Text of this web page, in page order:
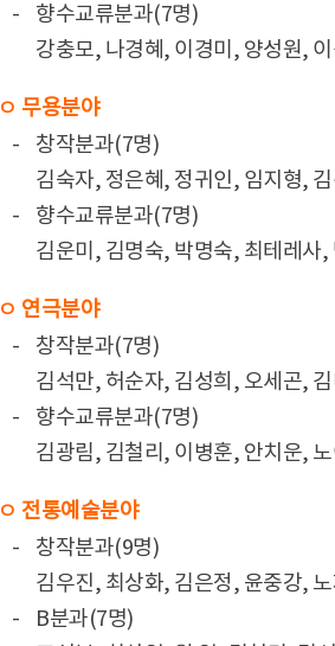
-
향수교류분과(7명)
강충모, 나경혜, 이경미, 양성원,
ㅇ 무용분야
-
창작분과(7명)
김숙자, 정은혜, 정귀인, 임지형,
-
향수교류분과(7명)
김운미, 김명숙, 박명숙, 최테레사
ㅇ 연극분야
-
창작분과(7명)
김석만, 허순자, 김성희, 오세곤,
-
향수교류분과(7명)
김광림, 김철리, 이병훈, 안치운,
ㅇ 전통예술분야
-
창작분과(9명)
김우진, 최상화, 김은정, 윤중강,
-
B분과(7명)